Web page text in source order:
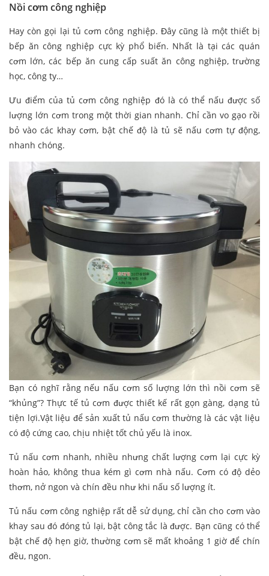
Nồi cơm công nghiệp
Hay còn gọi lại tủ cơm công nghiệp. Đây cũng là một thiết bị
bếp ăn công nghiệp cực kỳ phổ biến. Nhất là tại các quán
cơm lớn, các bếp ăn cung cấp suất ăn công nghiệp, trường
học, công ty…
Ưu điểm của tủ cơm công nghiệp đó là có thể nấu được số
lượng lớn cơm trong một thời gian nhanh. Chỉ cần vo gạo rồi
bỏ vào các khay cơm, bật chế độ là tủ sẽ nấu cơm tự động,
nhanh chóng.
Bạn có nghĩ rằng nếu nấu cơm số lượng lớn thì nồi cơm sẽ
“khủng”? Thực tế tủ cơm được thiết kế rất gọn gàng, dạng tủ
tiện lợi.Vật liệu để sản xuất tủ nấu cơm thường là các vật liệu
có độ cứng cao, chịu nhiệt tốt chủ yếu là inox.
Tủ nấu cơm nhanh, nhiều nhưng chất lượng cơm lại cực kỳ
hoàn hảo, không thua kém gì cơm nhà nấu. Cơm có độ dẻo
thơm, nở ngon và chín đều như khi nấu số lượng ít.
Tủ nấu cơm công nghiệp rất dễ sử dụng, chỉ cần cho cơm vào
khay sau đó đóng tủ lại, bật công tắc là được. Bạn cũng có thể
bật chế độ hẹn giờ, thường cơm sẽ mất khoảng 1 giờ để chín
đều, ngon.